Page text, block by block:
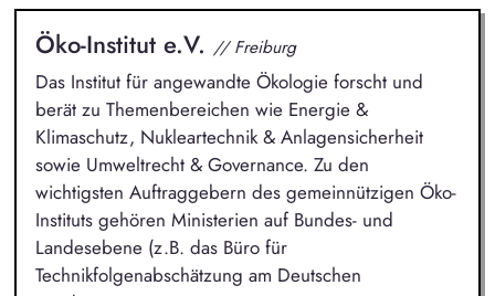
Öko-Institut e.V. // Freiburg
Das Institut für angewandte Ökologie forscht und
berät zu Themenbereichen wie Energie &
Klimaschutz, Nukleartechnik & Anlagensicherheit
sowie Umweltrecht & Governance. Zu den
wichtigsten Auftraggebern des gemeinnützigen Öko-
Instituts gehören Ministerien auf Bundes- und
Landesebene (z.B. das Büro für
Technikfolgenabschätzung am Deutschen